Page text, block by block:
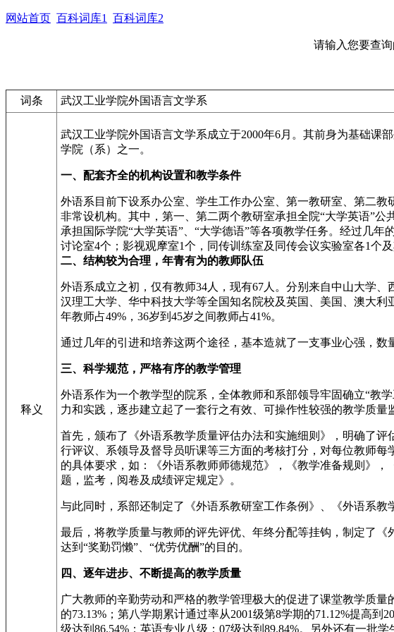
网站首页 百科词库1 百科词库2
请输入您要查询
词条 武汉工业学院外国语言文学系
释义
武汉工业学院外国语言文学系成立于2000年6月。其前身为基础课
学院（系）之一。
一、配套齐全的机构设置和教学条件
外语系目前下设系办公室、学生工作办公室、第一教研室、第二
非常设机构。其中，第一、第二两个教研室承担全院“大学英语”
承担国际学院“大学英语”、“大学德语”等各项教学任务。经过几
讨论室4个；影视观摩室1个，同传训练室及同传会议实验室各1个
二、结构较为合理，年青有为的教师队伍
外语系成立之初，仅有教师34人，现有67人。分别来自中山大学
汉理工大学、华中科技大学等全国知名院校及英国、美国、澳大
年教师占49%，36岁到45岁之间教师占41%。
通过几年的引进和培养这两个途径，基本造就了一支事业心强，数
三、科学规范，严格有序的教学管理
外语系作为一个教学型的院系，全体教师和系部领导牢固确立“教
力和实践，逐步建立起了一套行之有效、可操作性较强的教学质量
首先，颁布了《外语系教学质量评估办法和实施细则》，明确了
行评议、系领导及督导员听课等三方面的考核打分，对每位教师
的具体要求，如：《外语系教师师德规范》，《教学准备规则》
题，监考，阅卷及成绩评定规定》。
与此同时，系部还制定了《外语系教研室工作条例》、《外语系
最后，将教学质量与教师的评先评优、年终分配等挂钩，制定了
达到“奖勤罚懒”、“优劳优酬”的目的。
四、逐年进步、不断提高的教学质量
广大教师的辛勤劳动和严格的教学管理极大的促进了课堂教学质
的73.13%；第八学期累计通过率从2001级第8学期的71.12%提高
级达到86.54%；英语专业八级：07级达到89.84%。另外还有一批